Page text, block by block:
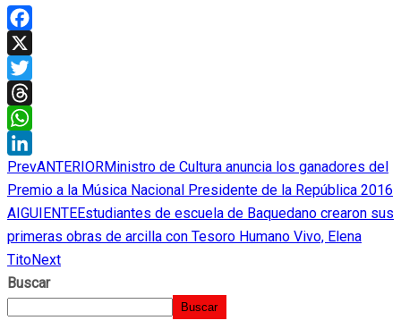
Facebook
X
Twitter
Threads
WhatsApp
LinkedIn
PrevANTERIORMinistro de Cultura anuncia los ganadores del
Premio a la Música Nacional Presidente de la República 2016
AIGUIENTEEstudiantes de escuela de Baquedano crearon sus
primeras obras de arcilla con Tesoro Humano Vivo, Elena
TitoNext
Buscar
Buscar